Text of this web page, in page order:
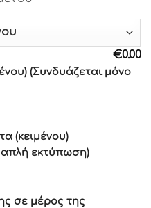
€0.00
(Συνδυάζεται μόνο
(κειμένου)
απλή εκτύπωση)
σε μέρος της